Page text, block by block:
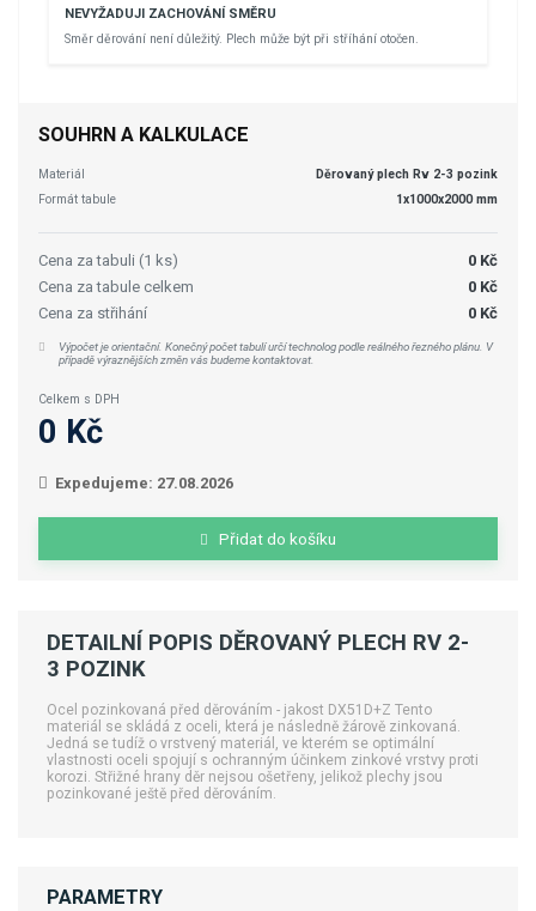
NEVYŽADUJI ZACHOVÁNÍ SMĚRU
Směr děrování není důležitý. Plech může být při stříhání otočen.
SOUHRN A KALKULACE
Materiál
Děrovaný plech Rv 2-3 pozink
Formát tabule
1x1000x2000 mm
Cena za tabuli (1 ks)
0 Kč
Cena za tabule celkem
0 Kč
Cena za střihání
0 Kč
Výpočet je orientační. Konečný počet tabulí určí technolog podle reálného řezného plánu. V
případě výraznějších změn vás budeme kontaktovat.
Celkem s DPH
0 Kč
Expedujeme: 27.08.2026
Přidat do košíku
DETAILNÍ POPIS DĚROVANÝ PLECH RV 2-
3 POZINK
Ocel pozinkovaná před děrováním - jakost DX51D+Z Tento
materiál se skládá z oceli, která je následně žárově zinkovaná.
Jedná se tudíž o vrstvený materiál, ve kterém se optimální
vlastnosti oceli spojují s ochranným účinkem zinkové vrstvy proti
korozi. Střižné hrany děr nejsou ošetřeny, jelikož plechy jsou
pozinkované ještě před děrováním.
PARAMETRY